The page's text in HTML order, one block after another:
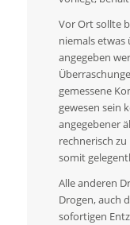
Vor Ort sollte
niemals etwas
angegeben
gemessene
gewesen sein
angegebener
rechnerisch
somit
Alle anderen
Drogen, auch
sofortigen